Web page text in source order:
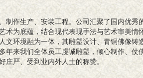
制作生产、安装工程。公司汇聚了国内优秀
术为底蕴，结合现代表现手法与艺术审美情
文环境融为一体，其雕塑设计、青铜佛像铸
年来我们全体员工虔诚雕塑，倾心制作、仗
庄严、受到业内外人士的称赞。